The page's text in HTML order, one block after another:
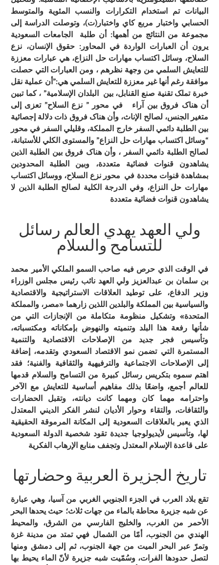
البيانات تم استخدام التکرارات والنسب المئوية والمتوسط
الحسابي واختبار مربع کاي واختبار(ت)، وتوصلت الدراسة إلى
مجموعة من النتائج من أهمها: أن طلبة الجامعات السعودية
يرون أن العبارات الواردة في المحاور: حقوق الإنسان، نزع
السلاح، وسائل اکتساب مهارات حل النزاع، هي عبارات معززة
للتعايش السلمي من وجهة نظرهم ، ومن العبارات التي حصلت
موافقة رغم أنها غير معززة للتعايش السلمي هي:”أن عملية نقل
خبرة تملک تقنية صنع القنابل، بين البلدان الإسلامية” ، کما تبين
أن هناک فروق بين آراء في محور ” نزع السلاح” تعزى إلى
متغير الجنس، لصالح الإناث، وأن هناک فروق ذات دلالة إجصائية
بين الطلبة دائمي السفر خارج المملکة، وقليلي السفر في محور
“وسائل اکتساب مهارات حل النزاع” والمستوى الکلي للأستبانة،
لصالح الطلبة دائمي السفر ، وأن هناک فروق بين الطلبة الذين
يشاهدون قنوات فضائية متعددة، وبين الطلبة المحدودين
بمشاهدة قنوات محددة في محور نزع السلاح، ووسائل اکتساب
مهارات حل النزاع، وفي الدرجة الکلية لصالح الطلبة الذين لا
يشاهدون قنوات فضائية متعددة
ولي العهد يهدي العالم رسائل
للتسامح والسلام
في الوقت الذي حرص فيه صاحب السمو الملكي الأمير محمد
بن سلمان بن عبدالعزيز ولي العهد نائب رئيس مجلس الوزراء
وزير الدفاع، على توطيد العلاقات الاستراتيجية والاقتصادية
والسياسية بين المملكة والبلدين اللذين زارهما «مصر، والمملكة
المتحدة» وتشكيل منظومة متكاملة من الإنجازات التي من
شأنها رفعة هذا البلد وتنميته والنهوض بإمكاناته ومكتسباته،
وتأسيس فجر جديد من الإصلاحات الاقتصادية والتنمية
المستمرة التي تضمن نمو الاقتصاد السعودي وتقدمه، إضافة
إلى الإصلاحات الاجتماعية والترفيهية والثقافية والفنية؛ فقد
اهتم سموه بتكريس رسائل كبيرة من التسامح والسلام قدمها
للعالم أجمع، واضعًا بذلك مفاهيم أساسية للتعايش مع الآخر
واحترامه مهما كان ومهما كانت ديانته، وتقبل الحضارات
والثقافات، والتقاء وحوار الأديان لنشر الفكر الديني المعتدل
الذي يعبر بالعلاقات السعودية إلى المكانة المرموقة الحقيقية
لها، وتأسيس لأيديولوجيا جديدة تقود شخصية الدولة السعودية
على قاعدة الإسلام المعتدل وتجفف منابع الإرهاب الفكرية
تاريخ الجزيرة العربية وحضارتها
تقع بلاد العرب في الجزء الجنوبي الغربي من آسيا، وهي عبارة
عن شبه جزيرة محاطة بالماء من جهات ثلاث؛ حيث يحدها البحر
الأحمر من الغرب، والخليج الفارسي من الشرق، والمحيط
الهندي من الجنوب، أمّا من الشمال فهي تمتد من مدينة غزة
وتمرّ عبر البحر الميت من جهة الجنوب، ثم إلى دمشق ومنها
لتصل حدودها الفرات، وسُمّيت شبه جزيرة لأنّ الماء يحيط بها